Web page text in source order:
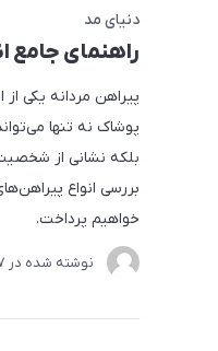
دنیای مد
راهنمای جامع
پیراهن مردانه یکی
پوشاک نه تنها
بلکه نشانی از
بررسی انواع
خواهیم پرداخت.
نوشته شده در 17